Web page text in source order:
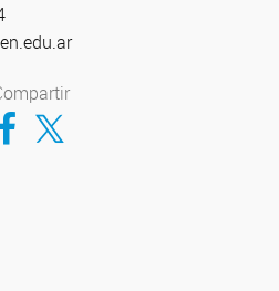
en Facebook
Compartir en Twitter